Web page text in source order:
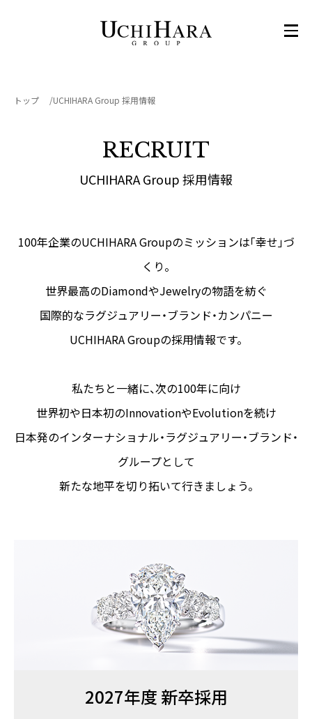
トップ UCHIHARA Group 採用情報
RECRUIT
UCHIHARA Group 採用情報
100年企業のUCHIHARA Groupのミッションは「幸せ」づ
くり。
世界最高のDiamondやJewelryの物語を紡ぐ
国際的なラグジュアリー・ブランド・カンパニー
UCHIHARA Groupの採用情報です。
私たちと一緒に、次の100年に向け
世界初や日本初のInnovationやEvolutionを続け
日本発のインターナショナル・ラグジュアリー・ブランド・
グループとして
新たな地平を切り拓いて行きましょう。
2027年度 新卒採用